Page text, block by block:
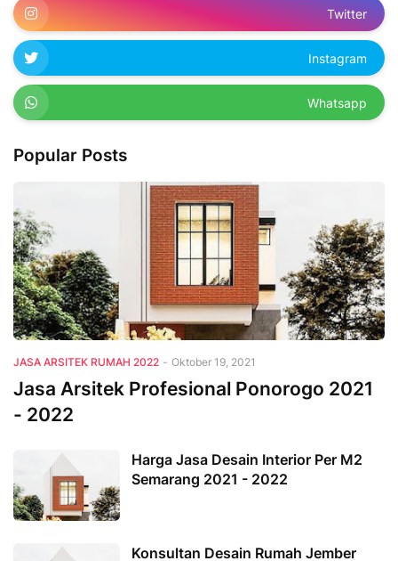
Twitter
Instagram
Whatsapp
Popular Posts
JASA ARSITEK RUMAH 2022 - Oktober 19, 2021
Jasa Arsitek Profesional Ponorogo 2021
- 2022
Harga Jasa Desain Interior Per M2
Semarang 2021 - 2022
Konsultan Desain Rumah Jember